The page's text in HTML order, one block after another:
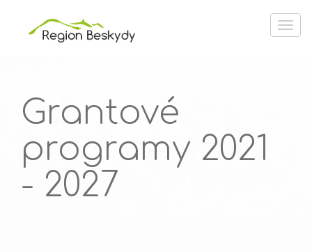
Grantové
programy 2021
- 2027